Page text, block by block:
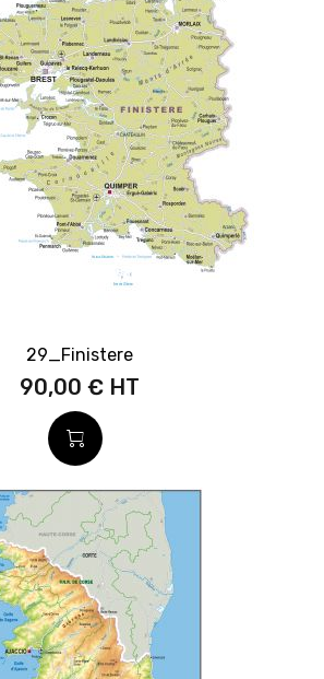
29_Finistere
90,00 €